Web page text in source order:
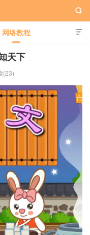

网络教程

天下
(23)